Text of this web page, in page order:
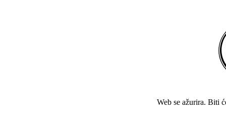
Web se ažurira. Biti